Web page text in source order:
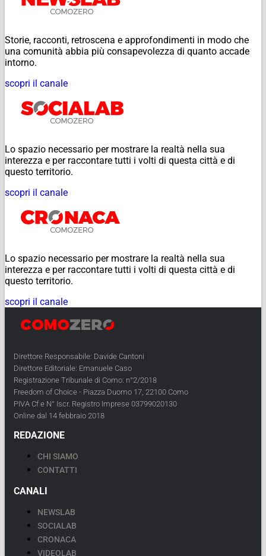
Storie, racconti, retroscena e approfondimenti in modo che
una comunità abbia più consapevolezza di quanto accade
intorno.
scopri il canale
Lo spazio necessario per mostrare la realtà nella sua
interezza e per raccontare tutti i volti di questa città e di
questo territorio.
scopri il canale
Lo spazio necessario per mostrare la realtà nella sua
interezza e per raccontare tutti i volti di questa città e di
questo territorio.
scopri il canale
Direttore Responsabile: Davide Cantoni
Direttore Editoriale: Emanuele Caso
Registrazione Tribunale di Como: n°2/2018
Freedom of Choice - Piazza Duomo 17, 22100 Como
PIVA Cf e N° Iscr. Registro Imprese 03799020130
Online dal 14 febbraio 2018
REDAZIONE
CHI SIAMO
CONTATTI
CANALI
NEWSLAB
SOCIALAB
CRONACA
VIDEOLAB